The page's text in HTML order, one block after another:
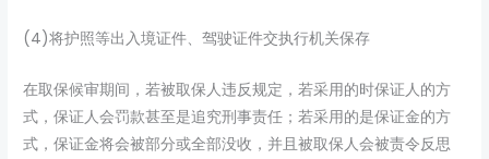
(4)将护照等出入境证件、驾驶证件交执行机关保存
在取保候审期间，若被取保人违反规定，若采用的时保证人的方
式，保证人会罚款甚至是追究刑事责任；若采用的是保证金的方
式，保证金将会被部分或全部没收，并且被取保人会被责令反思